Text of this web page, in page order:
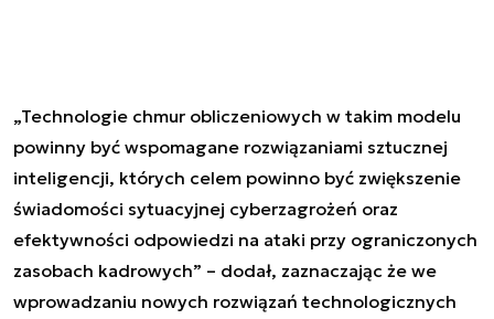
„Technologie chmur obliczeniowych w takim modelu
powinny być wspomagane rozwiązaniami sztucznej
inteligencji, których celem powinno być zwiększenie
świadomości sytuacyjnej cyberzagrożeń oraz
efektywności odpowiedzi na ataki przy ograniczonych
zasobach kadrowych” – dodał, zaznaczając że we
wprowadzaniu nowych rozwiązań technologicznych